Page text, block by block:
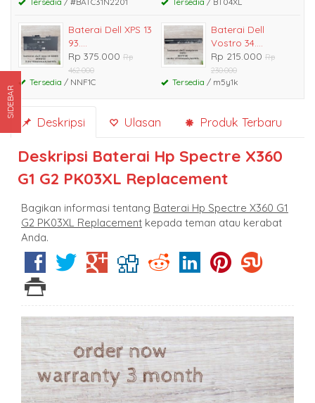
Baterai Dell XPS 13
93....
Rp 375.000 Rp
462.000
Tersedia / NNF1C
Baterai Dell
Vostro 34....
Rp 215.000 Rp
230.000
Tersedia / m5y1k
Deskripsi Ulasan Produk Terbaru
Deskripsi Baterai Hp Spectre X360
G1 G2 PK03XL Replacement
Bagikan informasi tentang Baterai Hp Spectre X360 G1
G2 PK03XL Replacement kepada teman atau kerabat
Anda.
SIDEBAR